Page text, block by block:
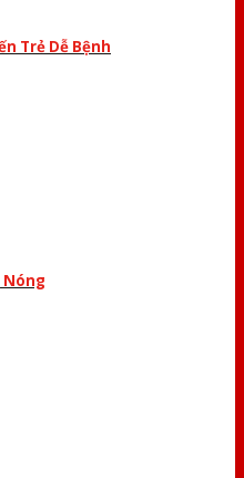
Trẻ Dễ Bệnh
Nóng